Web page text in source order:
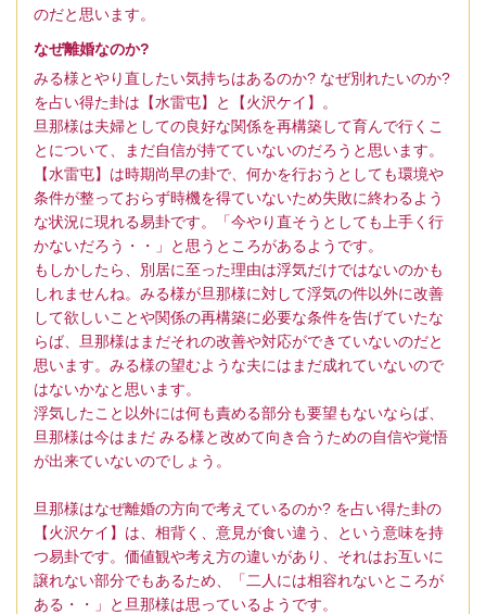
のだと思います。
なぜ離婚なのか?
みる様とやり直したい気持ちはあるのか? なぜ別れたいのか?
を占い得た卦は【水雷屯】と【火沢ケイ】。
旦那様は夫婦としての良好な関係を再構築して育んで行くこ
とについて、まだ自信が持てていないのだろうと思います。
【水雷屯】は時期尚早の卦で、何かを行おうとしても環境や
条件が整っておらず時機を得ていないため失敗に終わるよう
な状況に現れる易卦です。「今やり直そうとしても上手く行
かないだろう・・」と思うところがあるようです。
もしかしたら、別居に至った理由は浮気だけではないのかも
しれませんね。みる様が旦那様に対して浮気の件以外に改善
して欲しいことや関係の再構築に必要な条件を告げていたな
らば、旦那様はまだそれの改善や対応ができていないのだと
思います。みる様の望むような夫にはまだ成れていないので
はないかなと思います。
浮気したこと以外には何も責める部分も要望もないならば、
旦那様は今はまだ みる様と改めて向き合うための自信や覚悟
が出来ていないのでしょう。
旦那様はなぜ離婚の方向で考えているのか? を占い得た卦の
【火沢ケイ】は、相背く、意見が食い違う、という意味を持
つ易卦です。価値観や考え方の違いがあり、それはお互いに
譲れない部分でもあるため、「二人には相容れないところが
ある・・」と旦那様は思っているようです。